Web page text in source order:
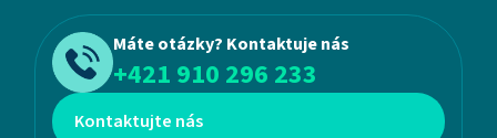
Máte otázky? Kontaktuje nás
+421 910 296 233
Kontaktujte nás